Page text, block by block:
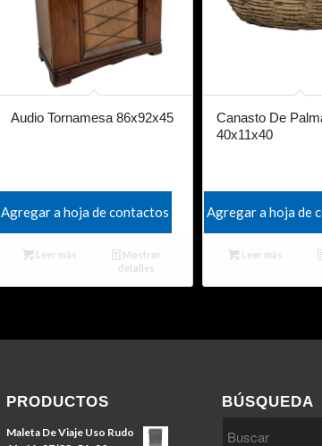
Audio Tornamesa 86x92x45
Agregar a hoja de contactos
Leer más
Mostrar
detalles
Canasto De
40x11x40
Agregar a hoja de
Leer más
PRODUCTOS
Maleta De Viaje Uso Rudo
BÚSQUEDA